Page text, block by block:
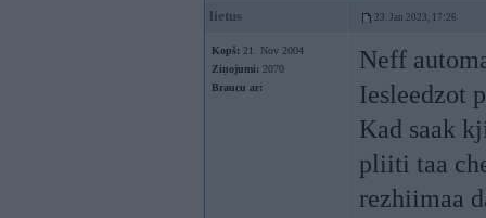
lietus 23. Jan 2023, 17:26
Kopš: 21. Nov 2004
Ziņojumi: 2070
Braucu ar:
Neff
Iesleedzot
Kad saak
pliiti taa
rezhiimaa